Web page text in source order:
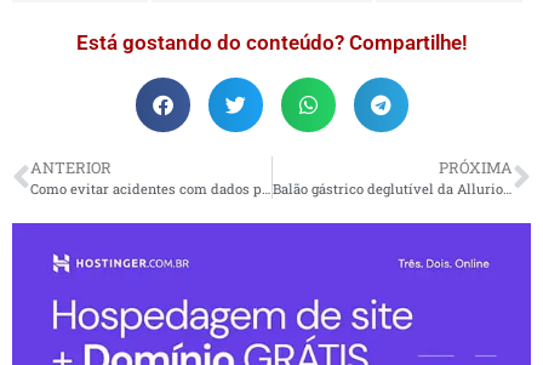
Está gostando do conteúdo? Compartilhe!
ANTERIOR
Como evitar acidentes com dados preditivos?
PRÓXIMA
Balão gástrico deglutível da Allurion para perda de peso chega ao Brasil